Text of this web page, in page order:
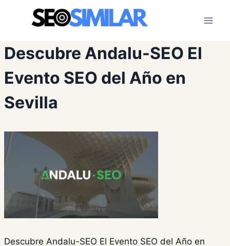
Descubre Andalu-SEO El
Evento SEO del Año en
Sevilla
Descubre Andalu-SEO El Evento SEO del Año en